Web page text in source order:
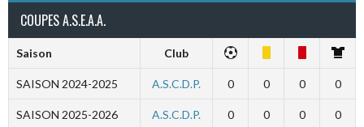
COUPES A.S.E.A.A.
Saison Club
SAISON 2024-2025 A.S.C.D.P. 0 0 0 0
SAISON 2025-2026 A.S.C.D.P. 0 0 0 0